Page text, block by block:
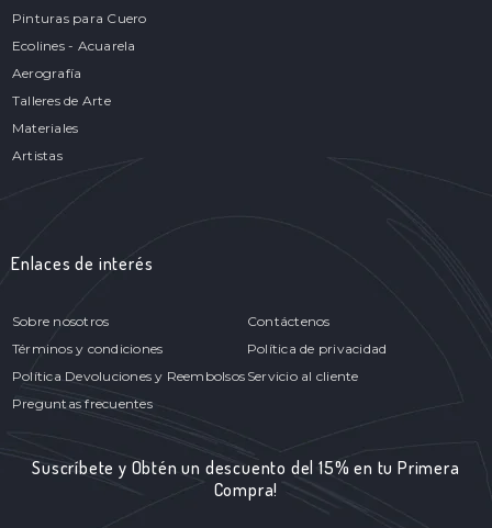
Pinturas para Cuero
Ecolines - Acuarela
Aerografía
Talleres de Arte
Materiales
Artistas
Enlaces de interés
Sobre nosotros
Contáctenos
Términos y condiciones
Política de privacidad
Política Devoluciones y Reembolsos Servicio al cliente
Preguntas frecuentes
Suscríbete y Obtén un descuento del 15% en tu Primera
Compra!